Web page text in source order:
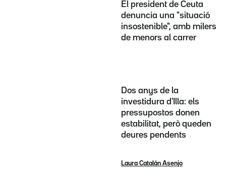
El president de Ceuta
denuncia una "situació
insostenible", amb milers
de menors al carrer
Dos anys de la
investidura d'Illa: els
pressupostos donen
estabilitat, però queden
deures pendents
Laura Catalán Asenjo